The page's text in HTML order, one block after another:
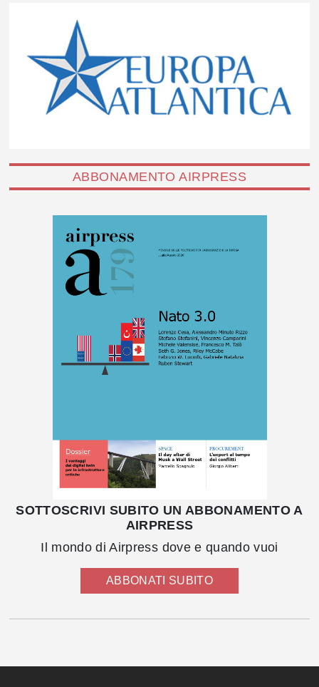
ABBONAMENTO AIRPRESS
SOTTOSCRIVI SUBITO UN ABBONAMENTO A
AIRPRESS
Il mondo di Airpress dove e quando vuoi
ABBONATI SUBITO